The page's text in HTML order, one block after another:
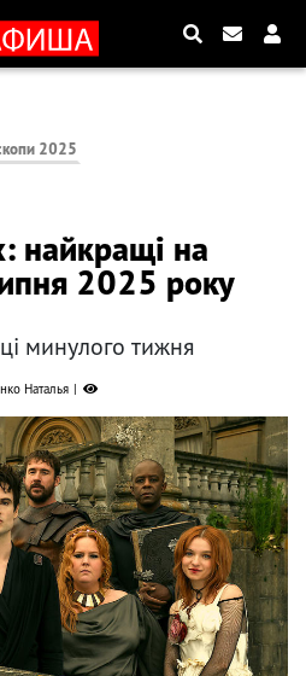
2025
найкращі на
2025 року
минулого тижня
Наталья